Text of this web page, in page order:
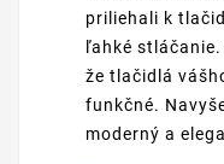
priliehali k
ľahké
že tlačidlá
funkčné.
moderný a